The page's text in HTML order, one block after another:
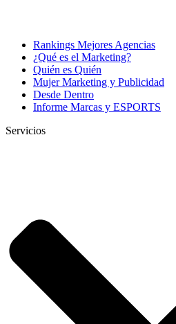
Rankings Mejores Agencias
¿Qué es el Marketing?
Quién es Quién
Mujer Marketing y Publicidad
Desde Dentro
Informe Marcas y ESPORTS
Servicios